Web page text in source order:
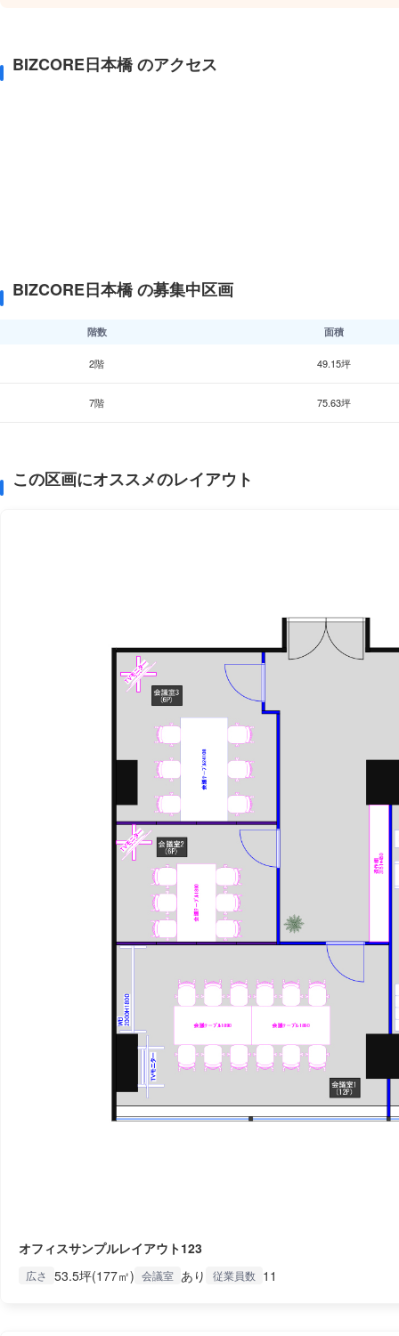
BIZCORE日本橋 のアクセス
BIZCORE日本橋 の募集中区画
階数 面積
2階 49.15坪
7階 75.63坪
この区画にオススメのレイアウト
オフィスサンプルレイアウト123
広さ 53.5坪(177㎡) 会議室 あり 従業員数 11